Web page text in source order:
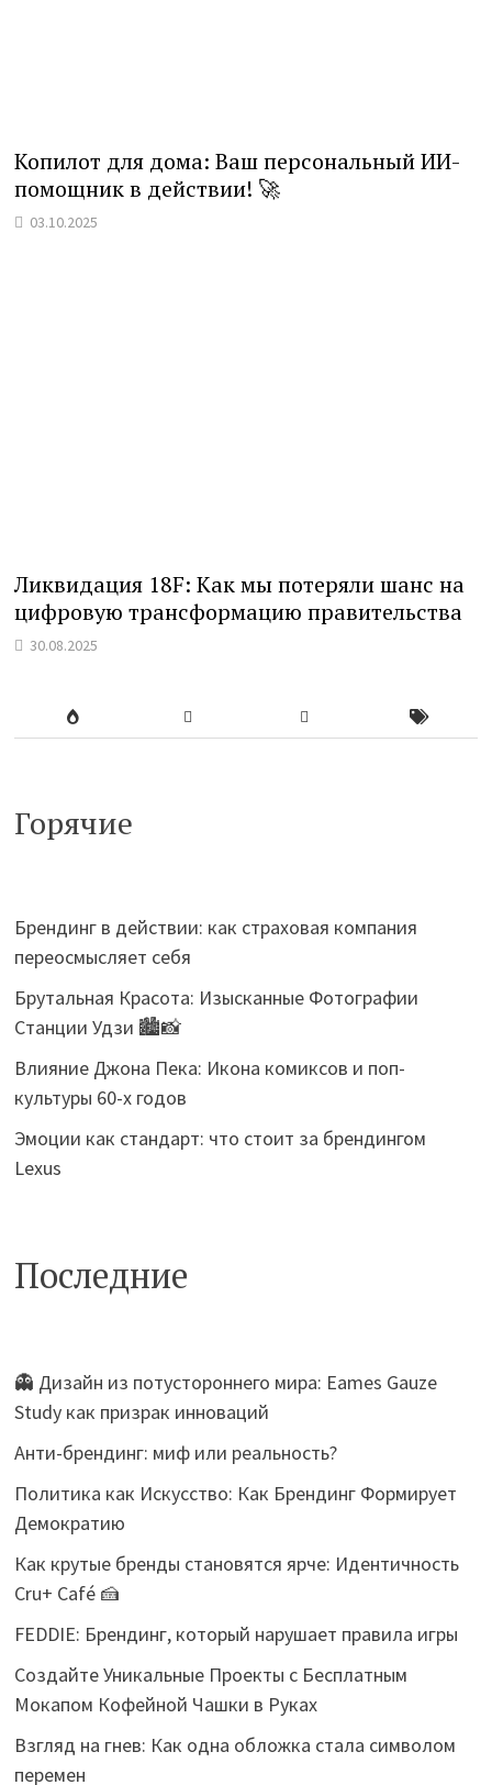
Копилот для дома: Ваш персональный ИИ-
помощник в действии! 🚀
03.10.2025
Ликвидация 18F: Как мы потеряли шанс на
цифровую трансформацию правительства
30.08.2025
Горячие
Брендинг в действии: как страховая компания
переосмысляет себя
Брутальная Красота: Изысканные Фотографии
Станции Удзи 🏙️📸
Влияние Джона Пека: Икона комиксов и поп-
культуры 60-х годов
Эмоции как стандарт: что стоит за брендингом
Lexus
Последние
👻 Дизайн из потустороннего мира: Eames Gauze
Study как призрак инноваций
Анти-брендинг: миф или реальность?
Политика как Искусство: Как Брендинг Формирует
Демократию
Как крутые бренды становятся ярче: Идентичность
Cru+ Café 🍰
FEDDIE: Брендинг, который нарушает правила игры
Создайте Уникальные Проекты с Бесплатным
Мокапом Кофейной Чашки в Руках
Взгляд на гнев: Как одна обложка стала символом
перемен